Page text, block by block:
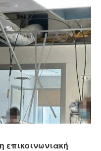
επικοινωνιακή